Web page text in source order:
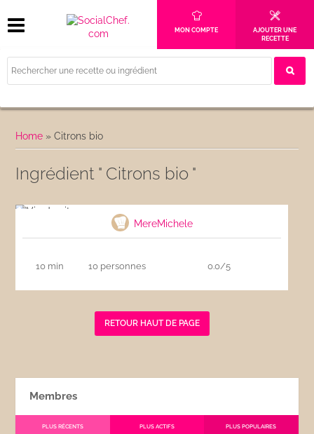
MON COMPTE
AJOUTER UNE
RECETTE
Home »Citrons bio
Ingrédient " Citrons bio "
MereMichele
10 min 10 personnes 0.0/5
RETOUR HAUT DE PAGE
Membres
PLUS RÉCENTS PLUS ACTIFS PLUS POPULAIRES